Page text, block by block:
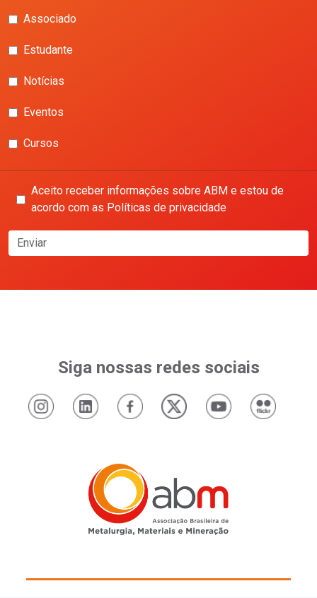
Associado
Estudante
Notícias
Eventos
Cursos
Aceito receber informações sobre ABM e estou de
acordo com as Políticas de privacidade
Enviar
Siga nossas redes sociais